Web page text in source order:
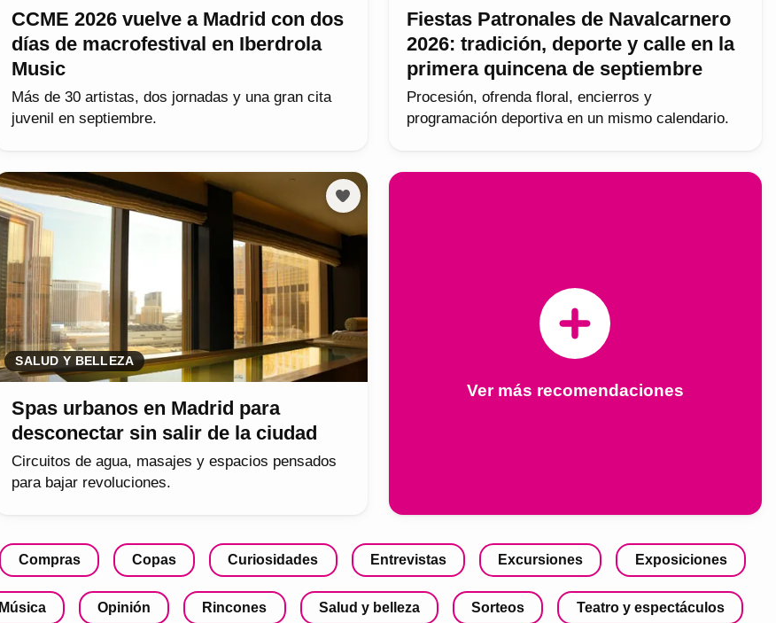
CCME 2026 vuelve a Madrid con dos
días de macrofestival en Iberdrola
Music
Más de 30 artistas, dos jornadas y una gran cita
juvenil en septiembre.
Fiestas Patronales de Navalcarnero
2026: tradición, deporte y calle en la
primera quincena de septiembre
Procesión, ofrenda floral, encierros y
programación deportiva en un mismo calendario.
SALUD Y BELLEZA
Spas urbanos en Madrid para
desconectar sin salir de la ciudad
Circuitos de agua, masajes y espacios pensados
para bajar revoluciones.
Ver más recomendaciones
Compras Copas Curiosidades Entrevistas Excursiones Exposiciones
Música Opinión Rincones Salud y belleza Sorteos Teatro y espectáculos